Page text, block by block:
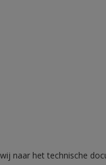
naar het technische